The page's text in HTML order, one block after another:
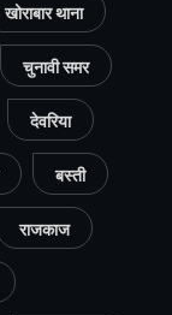
खोराबार थाना
चुनावी समर
देवरिया
बस्ती
राजकाज